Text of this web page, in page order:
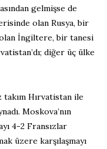
gelmişse de
olan Rusya, bir
olan İngiltere, bir tanesi
diğer üç ülke
takım Hırvatistan ile
Moskova’nın
4-2 Fransızlar
üzere karşılaşmayı